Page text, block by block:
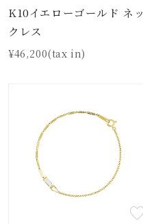
K10イエローゴールド ネッ
クレス
¥46,200(tax in)